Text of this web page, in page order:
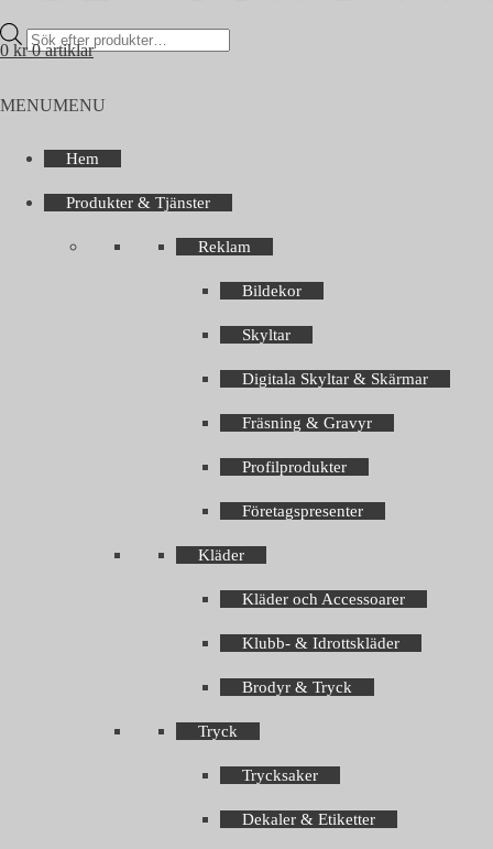
Products
search
0 kr 0 artiklar
MENUMENU
Hem
Produkter & Tjänster
Reklam
Bildekor
Skyltar
Digitala Skyltar & Skärmar
Fräsning & Gravyr
Profilprodukter
Företagspresenter
Kläder
Kläder och Accessoarer
Klubb- & Idrottskläder
Brodyr & Tryck
Tryck
Trycksaker
Dekaler & Etiketter